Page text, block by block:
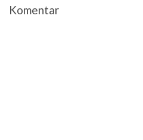
Komentar